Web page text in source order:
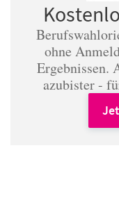
ohne
Ergebnissen.
azubister -